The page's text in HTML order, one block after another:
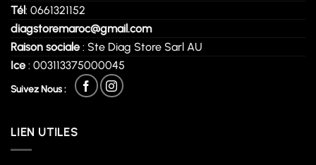
Tél: 0661321152
diagstoremaroc@gmail.com
Raison sociale : Ste Diag Store Sarl AU
Ice : 003113375000045
Suivez Nous :
LIEN UTILES